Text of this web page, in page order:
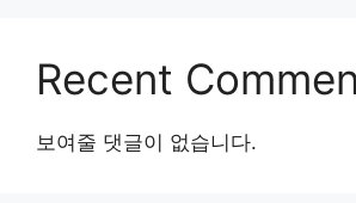
Recent
보여줄 댓글이 없습니다.